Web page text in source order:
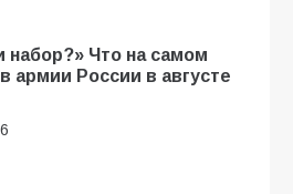
набор?» Что на самом
армии России в августе